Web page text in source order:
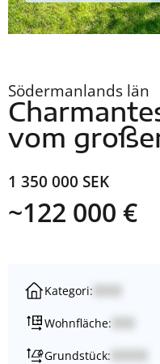
Södermanlands län
vom
1 350 000 SEK
~122 000 €
Kategori:
Wohnfläche:
Grundstück: